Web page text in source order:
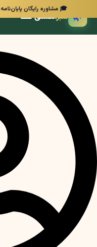
🎓 مشاوره رایگان
🌿 سبزانگشتی